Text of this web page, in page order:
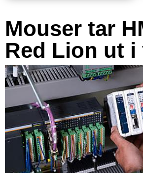
Mouser tar
Red Lion ut i